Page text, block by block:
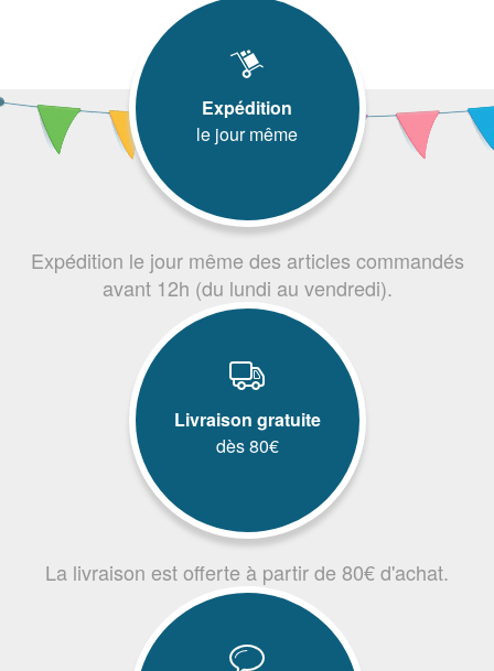
Expédition
le jour même
Expédition le jour même des articles commandés
avant 12h (du lundi au vendredi).
Livraison gratuite
dès 80€
La livraison est offerte à partir de 80€ d'achat.